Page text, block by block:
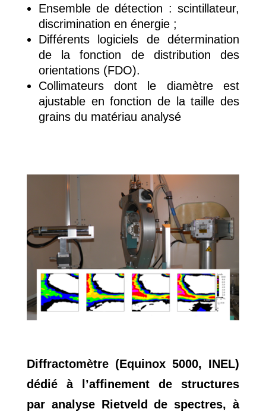
Ensemble de détection : scintillateur,
discrimination en énergie ;
Différents logiciels de détermination
de la fonction de distribution des
orientations (FDO).
Collimateurs dont le diamètre est
ajustable en fonction de la taille des
grains du matériau analysé
Diffractomètre (Equinox 5000, INEL)
dédié à l’affinement de structures
par analyse Rietveld de spectres, à